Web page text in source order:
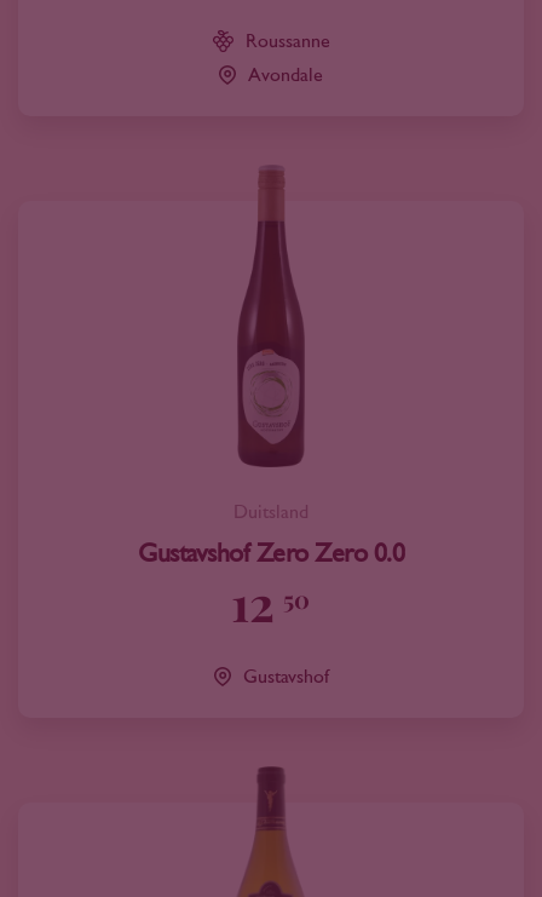
Roussanne
Avondale
Duitsland
Gustavshof Zero Zero 0.0
12 50
Gustavshof